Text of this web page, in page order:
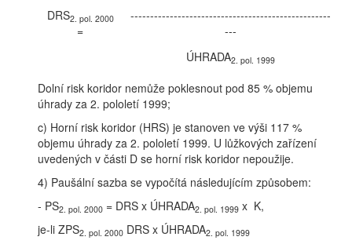
DRS2. pol. 2000
=
---------------------------------------------------
---
ÚHRADA2. pol. 1999
Dolní risk koridor nemůže poklesnout pod 85 % objemu
úhrady za 2. pololetí 1999;
c) Horní risk koridor (HRS) je stanoven ve výši 117 %
objemu úhrady za 2. pololetí 1999. U lůžkových zařízení
uvedených v části D se horní risk koridor nepoužije.
4) Paušální sazba se vypočítá následujícím způsobem:
- PS2. pol. 2000 = DRS x ÚHRADA2. pol. 1999 x K,
je-li ZPS2. pol. 2000 DRS x ÚHRADA2. pol. 1999